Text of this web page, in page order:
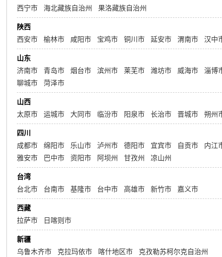
西宁市
海北藏族自治州 果洛藏族自治州
陕西
西安市
榆林市 咸阳市 宝鸡市 铜川市 延安市 渭南市 汉中
山东
济南市
青岛市 烟台市 滨州市 莱芜市 潍坊市 威海市
淄博
聊城市
菏泽市
山西
太原市
运城市 大同市 临汾市 阳泉市 长治市 晋城市 朔州
四川
成都市
绵阳市 乐山市 泸州市 德阳市 宜宾市 自贡市
内江
雅安市
巴中市 资阳市 阿坝州 甘孜州 凉山州
台湾
台北市
台南市 基隆市 台中市 高雄市 新竹市 嘉义市
西藏
拉萨市
日喀则市
新疆
乌鲁木齐市
克拉玛依市 喀什地区市 克孜勒苏柯尔克自治州